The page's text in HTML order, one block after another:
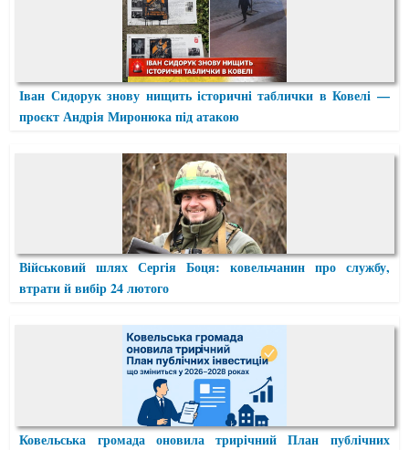
Іван Сидорук знову нищить історичні таблички в Ковелі —
проєкт Андрія Миронюка під атакою
Військовий шлях Сергія Боця: ковельчанин про службу,
втрати й вибір 24 лютого
Ковельська громада оновила трирічний План публічних